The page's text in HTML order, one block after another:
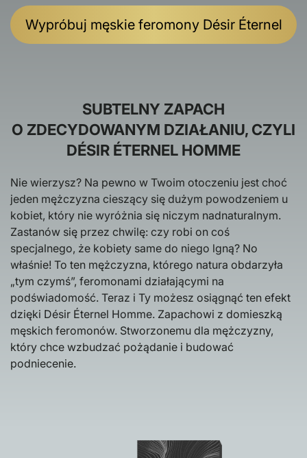
Wypróbuj męskie feromony Désir Éternel
SUBTELNY ZAPACH
O ZDECYDOWANYM DZIAŁANIU, CZYLI
DÉSIR ÉTERNEL HOMME
Nie wierzysz? Na pewno w Twoim otoczeniu jest choć
jeden mężczyzna cieszący się dużym powodzeniem u
kobiet, który nie wyróżnia się niczym nadnaturalnym.
Zastanów się przez chwilę: czy robi on coś
specjalnego, że kobiety same do niego lgną? No
właśnie! To ten mężczyzna, którego natura obdarzyła
„tym czymś”, feromonami działającymi na
podświadomość. Teraz i Ty możesz osiągnąć ten efekt
dzięki Désir Éternel Homme. Zapachowi z domieszką
męskich feromonów. Stworzonemu dla mężczyzny,
który chce wzbudzać pożądanie i budować
podniecenie.